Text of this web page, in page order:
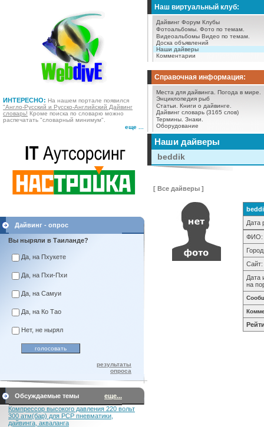
ИНТЕРЕСНО: На нашем портале появился
"Англо-Русский и Русско-Английский Дайвинг
словарь! Кроме поиска по словарю можно
распечатать "словарный минимум".
еще ...
Наш виртуальный клуб:
Дайвинг Форум Клубы
Фотоальбомы. Фото по темам.
Видеоальбомы Видео по темам.
Доска объявлений
Наши дайверы
Комментарии
Справочная информация:
Места для дайвинга.
Погода в мире.
Энциклопедия рыб
Статьи.
Книги о дайвинге.
Дайвинг словарь (3165 слов)
Термины. Знаки.
Оборудование
Дайвинг - опрос
Вы ныряли в Таиланде?
Да, на Пхукете
Да, на Пхи-Пхи
Да, на Самуи
Да, на Ко Тао
Нет, не нырял
результаты
опроса
Обсуждаемые темы
еще...
Компрессор высокого давления 220 вольт
300 атм(бар) для PCP пневматики,
дайвинга, акваланга
Наши дайверы
beddik
[ Все дайверы ]
Дата
ФИО:
Сайт:
Дата
на